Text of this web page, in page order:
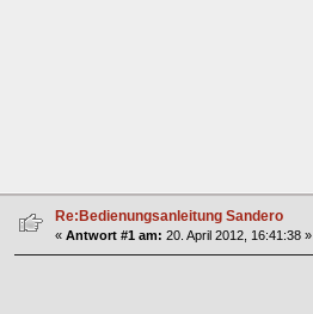
Re:Bedienungsanleitung Sandero
« Antwort #1 am: 20. April 2012, 16:41:38 »